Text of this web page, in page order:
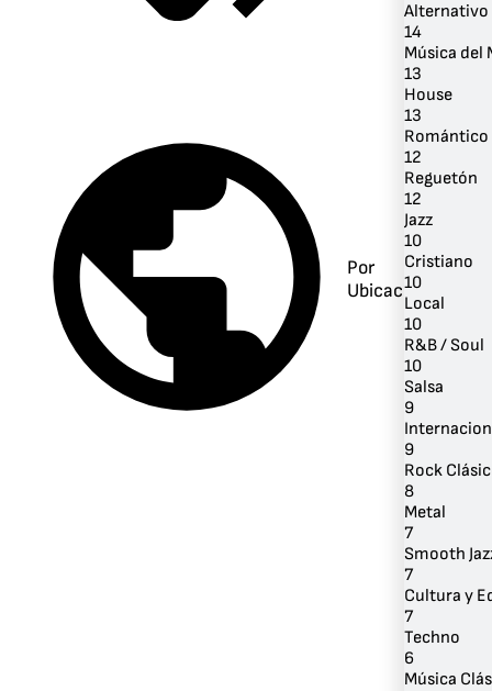
Por
Ubicación
Alternativo
14
Música del
13
House
13
Romántico
12
Reguetón
12
Jazz
10
Cristiano
10
Local
10
R&B / Soul
10
Salsa
9
9
Rock
8
Metal
7
Smooth
7
Cultura y
7
Techno
6
Música